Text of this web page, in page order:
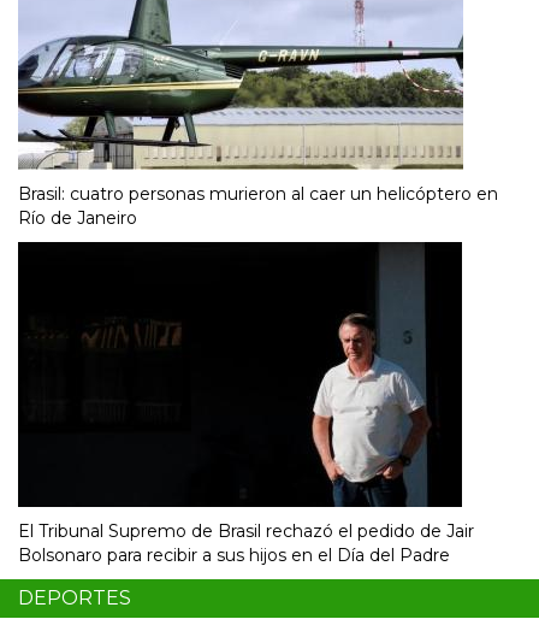
Brasil: cuatro personas murieron al caer un helicóptero en
Río de Janeiro
El Tribunal Supremo de Brasil rechazó el pedido de Jair
Bolsonaro para recibir a sus hijos en el Día del Padre
DEPORTES